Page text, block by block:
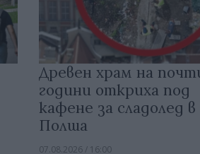
Древен храм на
години откриха под
кафене за сладолед в
Полша
07.08.2026 / 16:00